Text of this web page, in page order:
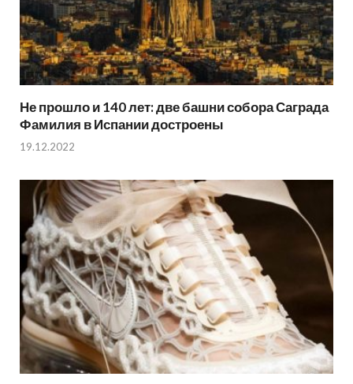
Не прошло и 140 лет: две башни собора Саграда
Фамилия в Испании достроены
19.12.2022